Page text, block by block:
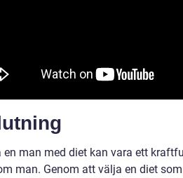
en man med diet kan vara ett
man. Genom att välja en diet